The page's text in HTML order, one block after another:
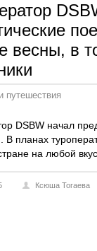
весны, в
путешествия
DSBW начал
В планах
на любой
Ксюша Тогаева